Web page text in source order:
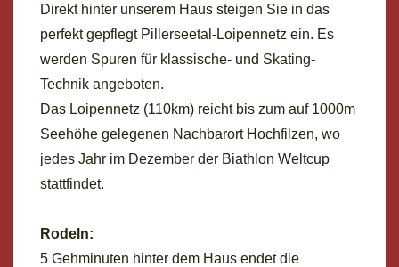
Direkt hinter unserem Haus steigen Sie in das
perfekt gepflegt Pillerseetal-Loipennetz ein. Es
werden Spuren für klassische- und Skating-
Technik angeboten.
Das Loipennetz (110km) reicht bis zum auf 1000m
Seehöhe gelegenen Nachbarort Hochfilzen, wo
jedes Jahr im Dezember der Biathlon Weltcup
stattfindet.
Rodeln:
5 Gehminuten hinter dem Haus endet die